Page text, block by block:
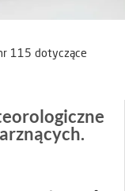
115 dotyczące